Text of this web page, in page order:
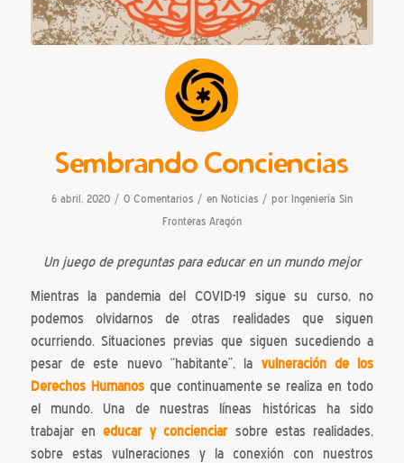
Sembrando Conciencias
6 abril, 2020 / 0 Comentarios / en Noticias / por Ingeniería Sin
Fronteras Aragón
Un juego de preguntas para educar en un mundo mejor
Mientras la pandemia del COVID-19 sigue su curso, no
podemos olvidarnos de otras realidades que siguen
ocurriendo. Situaciones previas que siguen sucediendo a
pesar de este nuevo “habitante”, la vulneración de los
Derechos Humanosque continuamente se realiza en todo
el mundo. Una de nuestras líneas históricas ha sido
trabajar eneducar y concienciarsobre estas realidades,
sobre estas vulneraciones y la conexión con nuestros